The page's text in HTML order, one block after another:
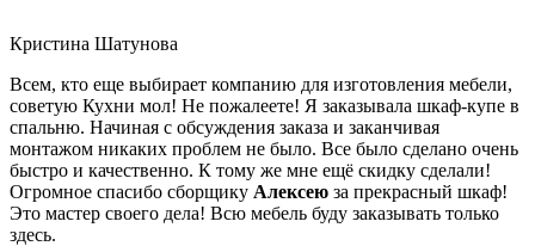
Кристина Шатунова
Всем, кто еще выбирает компанию для изготовления мебели,
советую Кухни мол! Не пожалеете! Я заказывала шкаф-купе в
спальню. Начиная с обсуждения заказа и заканчивая
монтажом никаких проблем не было. Все было сделано очень
быстро и качественно. К тому же мне ещё скидку сделали!
Огромное спасибо сборщику Алексею за прекрасный шкаф!
Это мастер своего дела! Всю мебель буду заказывать только
здесь.